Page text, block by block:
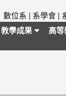
數位系 系學會
教學成果
高等